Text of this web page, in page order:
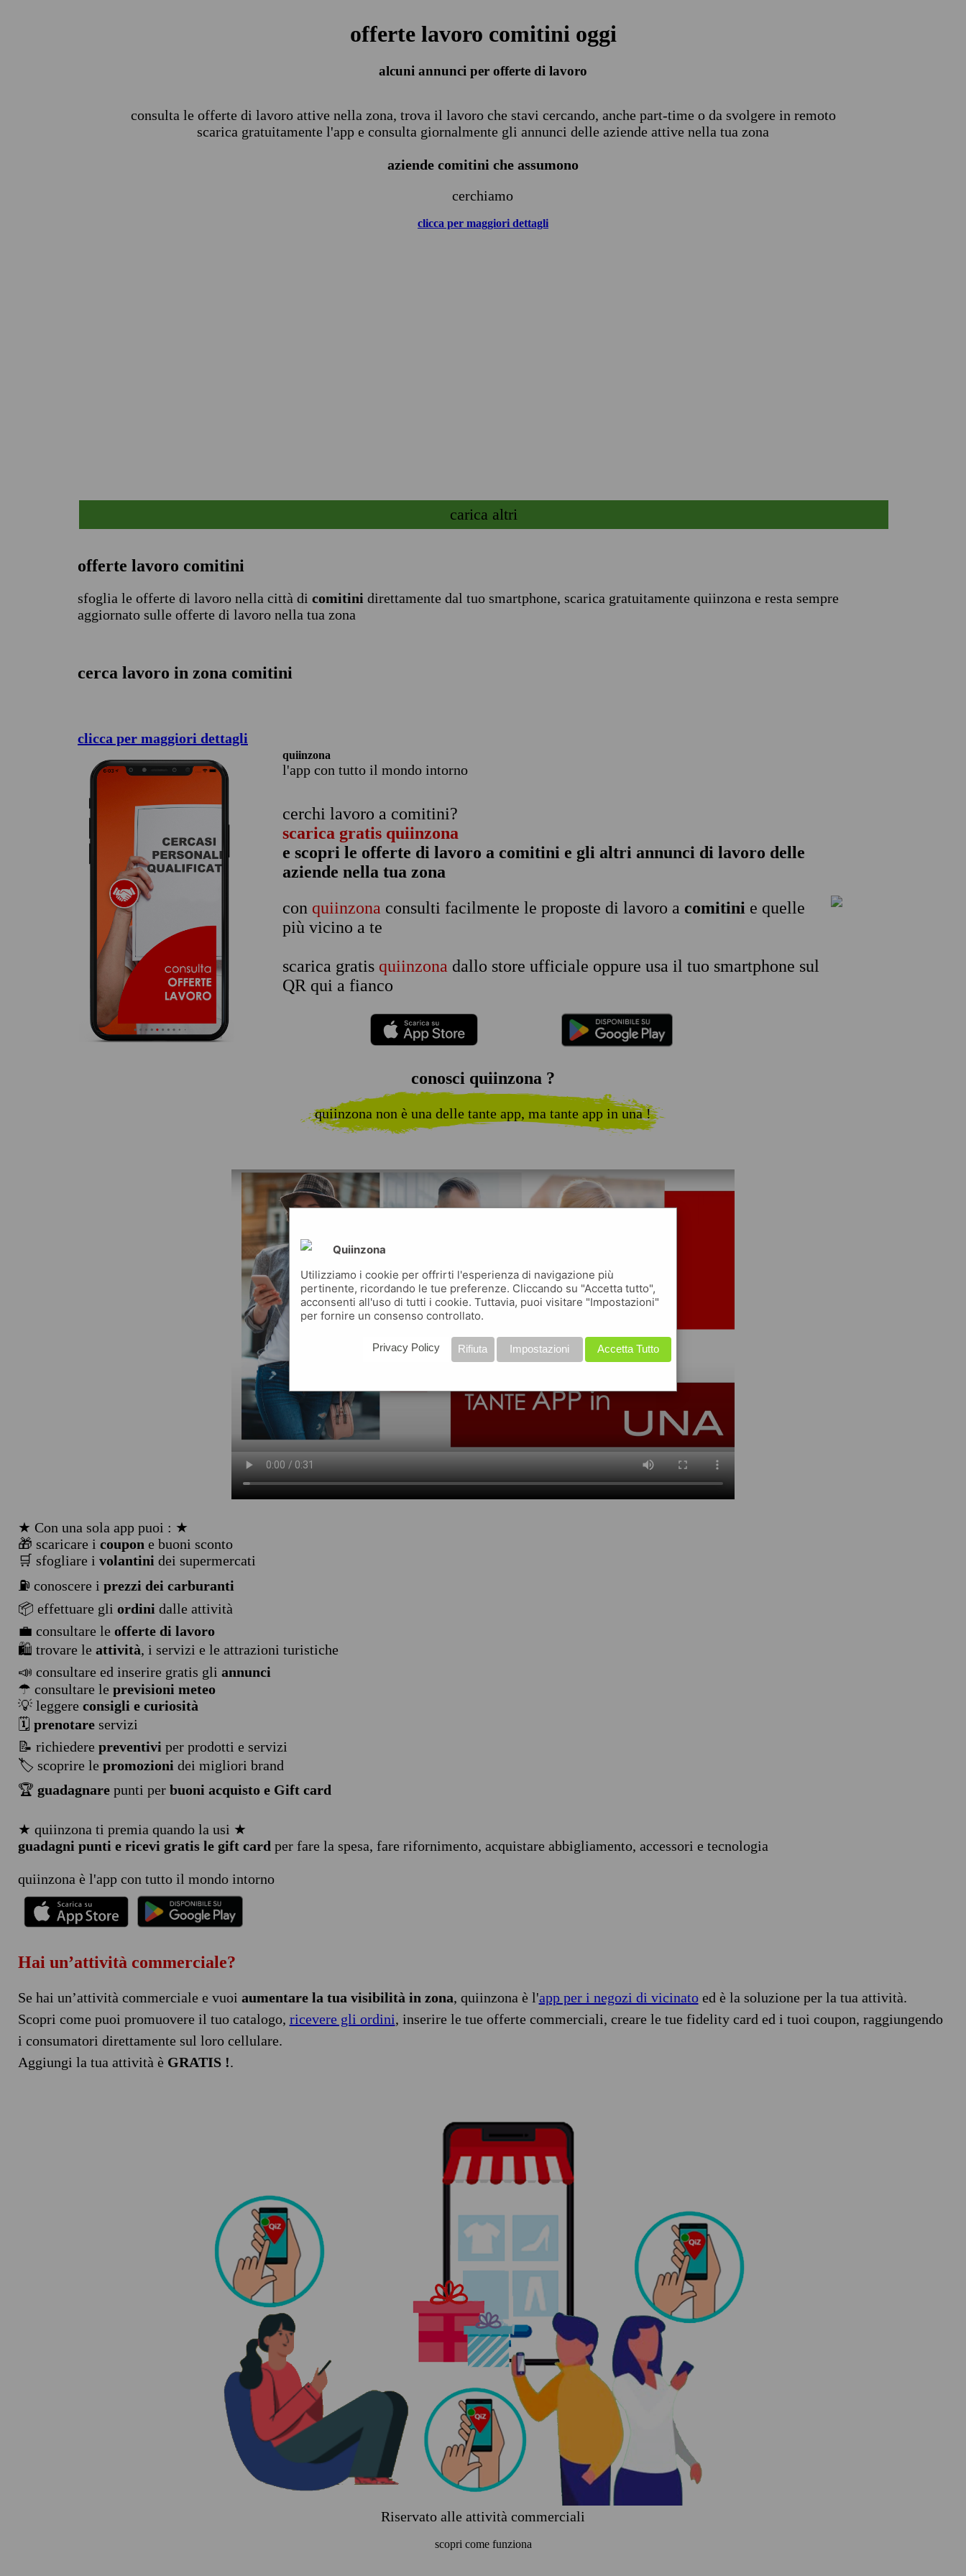
offerte lavoro comitini oggi
alcuni annunci per offerte di lavoro
consulta le offerte di lavoro attive nella zona, trova il lavoro che stavi cercando, anche part-time o da svolgere in remoto
scarica gratuitamente l'app e consulta giornalmente gli annunci delle aziende attive nella tua zona
aziende comitini che assumono
cerchiamo
clicca per maggiori dettagli
carica altri
offerte lavoro comitini
sfoglia le offerte di lavoro nella città di comitini direttamente dal tuo smartphone, scarica gratuitamente quiinzona e resta sempre
aggiornato sulle offerte di lavoro nella tua zona
cerca lavoro in zona comitini
clicca per maggiori dettagli
quiinzona
l'app con tutto il mondo intorno
cerchi lavoro a comitini?
scarica gratis quiinzona
e scopri le offerte di lavoro a comitini e gli altri annunci di lavoro delle
aziende nella tua zona
con quiinzona consulti facilmente le proposte di lavoro a comitini e quelle
più vicino a te
scarica gratis quiinzona dallo store ufficiale oppure usa il tuo smartphone sul
QR qui a fianco
conosci quiinzona ?
quiinzona non è una delle tante app, ma tante app in una !
★ Con una sola app puoi : ★
🎁 scaricare i coupon e buoni sconto
🛒 sfogliare i volantini dei supermercati
⛽ conoscere i prezzi dei carburanti
📦 effettuare gli ordini dalle attività
💼 consultare le offerte di lavoro
🛍️ trovare le attività, i servizi e le attrazioni turistiche
📣 consultare ed inserire gratis gli annunci
☂ consultare le previsioni meteo
💡 leggere consigli e curiosità
🗓️ prenotareservizi
📝 richiedere preventivi per prodotti e servizi
🏷️ scoprire le promozioni dei migliori brand
🏆 guadagnarepunti per buoni acquisto e Gift card
★ quiinzona ti premia quando la usi ★
guadagni punti e ricevi gratis le gift card per fare la spesa, fare rifornimento, acquistare abbigliamento, accessori e tecnologia
quiinzona è l'app con tutto il mondo intorno
Hai un’attività commerciale?
Se hai un’attività commerciale e vuoi aumentare la tua visibilità in zona, quiinzona è l'app per i negozi di vicinatoed è la soluzione per la tua attività.
Scopri come puoi promuovere il tuo catalogo, ricevere gli ordini, inserire le tue offerte commerciali, creare le tue fidelity card ed i tuoi coupon, raggiungendo
i consumatori direttamente sul loro cellulare.
Aggiungi la tua attività è GRATIS !.
Riservato alle attività commerciali
scopri come funziona
Quiinzona
Utilizziamo i cookie per offrirti l'esperienza di navigazione più
pertinente, ricordando le tue preferenze. Cliccando su "Accetta tutto",
acconsenti all'uso di tutti i cookie. Tuttavia, puoi visitare "Impostazioni"
per fornire un consenso controllato.
Accetta Tutto
Impostazioni
Rifiuta
Privacy Policy